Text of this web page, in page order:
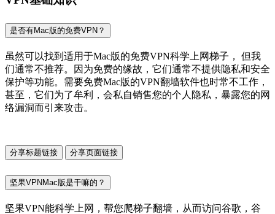
是否有Mac版的免费VPN？
虽然可以找到适用于Mac版的免费VPN科学上网梯子， 但我
们通常不推荐。因为免费的缘故，它们通常不提供隐私和安全
保护等功能。需要免费Mac版的VPN翻墙软件也时常不工作，
甚至，它们为了牟利，会私自销售您的个人隐私，暴露您的网
络漏洞而引来攻击。
分享标题链接 分享页面链接
坚果VPNMac版是干嘛的？
坚果VPN能科学上网，帮您爬梯子翻墙，从而访问谷歌，谷